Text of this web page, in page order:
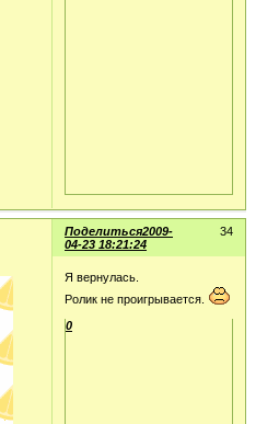
Поделиться 34
2009-
04-23 18:21:24
Я вернулась.
Ролик не проигрывается.
0